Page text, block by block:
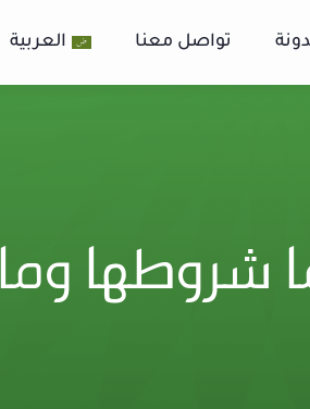
تواصل معنا العربية